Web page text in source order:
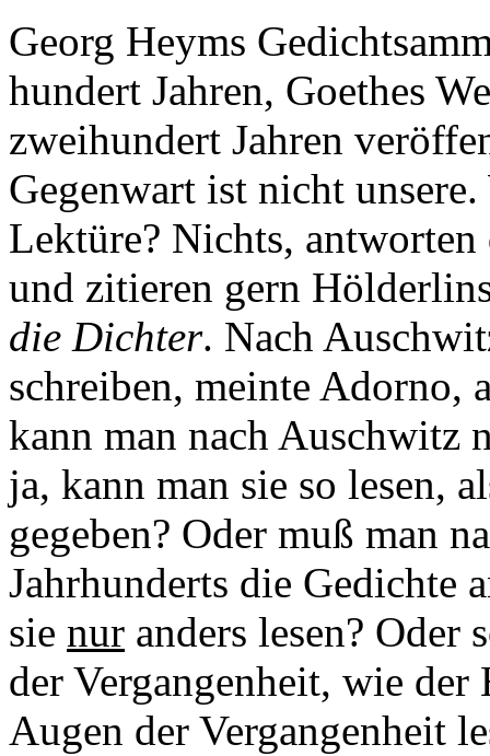
Georg Heyms
hundert Jahren, Goethes
zweihundert Jahren
Gegenwart ist nicht
Lektüre? Nichts,
und zitieren gern
die Dichter. Nach
schreiben, meinte Adorno,
kann man nach Auschwitz
ja, kann man sie so lesen,
gegeben? Oder muß man
Jahrhunderts die Gedichte
sie nur anders lesen? Oder
der Vergangenheit, wie
Augen der Vergangenheit